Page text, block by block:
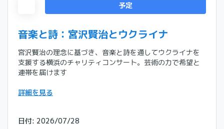
音楽と詩：宮沢賢治とウクライナ
予定
宮沢賢治の理念に基づき、音楽と詩を通してウクライナを
支援する横浜のチャリティコンサート。芸術の力で希望と
連帯を届けます
詳細を見る
日付: 2026/07/28